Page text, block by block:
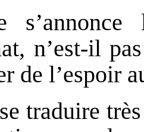
n’est-il
de l’espoir
traduire